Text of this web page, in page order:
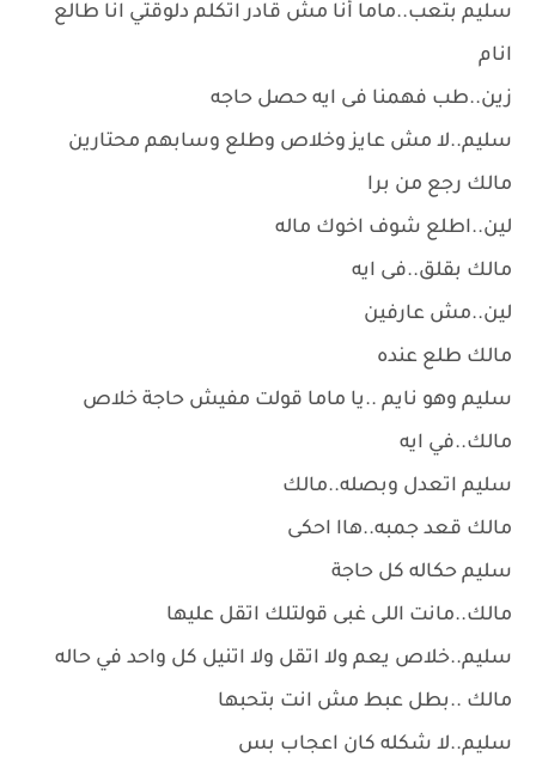
سليم بتعب..ماما أنا مش قادر اتكلم دلوقتي انا طالع
انام
زين..طب فهمنا فى ايه حصل حاجه
سليم..لا مش عايز وخلاص وطلع وسابهم محتارين
مالك رجع من برا
لين..اطلع شوف اخوك ماله
مالك بقلق..فى ايه
لين..مش عارفين
مالك طلع عنده
سليم وهو نايم ..يا ماما قولت مفيش حاجة خلاص
مالك..في ايه
سليم اتعدل وبصله..مالك
مالك قعد جمبه..هاا احكى
سليم حكاله كل حاجة
مالك..مانت اللى غبى قولتلك اتقل عليها
سليم..خلاص يعم ولا اتقل ولا اتنيل كل واحد في حاله
مالك ..بطل عبط مش انت بتحبها
سليم..لا شكله كان اعجاب بس